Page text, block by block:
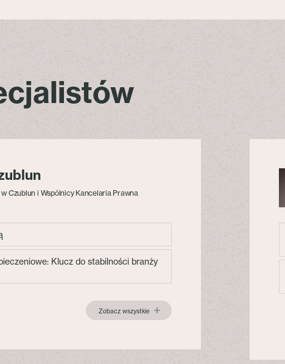
Czublun i Wspólnicy Kancelaria Prawna
Klucz do stabilności branży
Zobacz wszystkie